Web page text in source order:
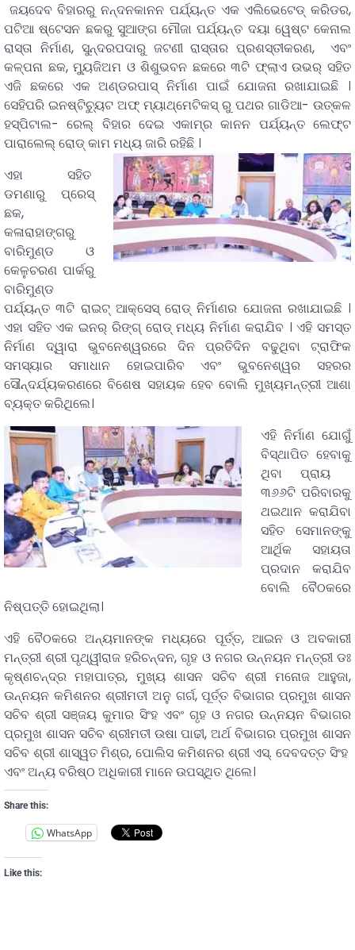
ଜୟଦେବ ବିହାରରୁ ନନ୍ଦନକାନନ ପର୍ଯ୍ୟନ୍ତ ଏକ ଏଲିଭେଟେଡ୍ କରିଡର,
ପଟିଆ ଷ୍ଟେସନ ଛକରୁ ସୁଆଙ୍ଗ ମୌଜା ପର୍ଯ୍ୟନ୍ତ ଦୟା ୱେଷ୍ଟ କେନାଲ
ରାସ୍ତା ନିର୍ମାଣ, ସୁନ୍ଦରପଦାରୁ ଜଟଣୀ ରାସ୍ତାର ପ୍ରଶସ୍ତୀକରଣ, ଏବଂ
କଳ୍ପନା ଛକ, ମ୍ୟୁଜିଅମ ଓ ଶିଶୁଭବନ ଛକରେ ୩ଟି ଫ୍ଲାଏ ଉଭର୍ ସହିତ
ଏଜି ଛକରେ ଏକ ଅଣ୍ଡରପାସ୍ ନିର୍ମାଣ ପାଇଁ ଯୋଜନା ରଖାଯାଇଛି ।
ସେହିପରି ଇନଷ୍ଟିଚ୍ୟୁଟ ଅଫ୍ ମ୍ୟାଥ୍‌ମେଟିକସ୍ ରୁ ପଥର ଗାଡିଆ- ଉତ୍କଳ
ହସ୍ପିଟାଲ- ରେଲ୍ ବିହାର ଦେଇ ଏକାମ୍ର କାନନ ପର୍ଯ୍ୟନ୍ତ ଲେଫ୍ଟ
ପାରାଲେଲ୍ ରୋଡ୍ କାମ ମଧ୍ୟ ଜାରି ରହିଛି ।
ଏହା ସହିତ
ଡମଣାରୁ ପ୍ରେସ୍
ଛକ,
କଳାରାହାଙ୍ଗରୁ
ବାରିମୁଣ୍ଡ ଓ
କେଳୁଚରଣ ପାର୍କରୁ
ବାରିମୁଣ୍ଡ
ପର୍ଯ୍ୟନ୍ତ ୩ଟି ରାଇଟ୍ ଆକ୍‌ସେସ୍ ରୋଡ୍ ନିର୍ମାଣର ଯୋଜନା ରଖାଯାଇଛି ।
ଏହା ସହିତ ଏକ ଇନର୍ ରିଙ୍ଗ୍ ରୋଡ୍ ମଧ୍ୟ ନିର୍ମାଣ କରାଯିବ । ଏହି ସମସ୍ତ
ନିର୍ମାଣ ଦ୍ୱାରା ଭୁବନେଶ୍ୱରରେ ଦିନ ପ୍ରତିଦିନ ବଢୁଥିବା ଟ୍ରାଫିକ
ସମସ୍ୟାର ସମାଧାନ ହୋଇପାରିବ ଏବଂ ଭୁବନେଶ୍ୱର ସହରର
ସୌନ୍ଦର୍ଯ୍ୟକରଣରେ ବିଶେଷ ସହାୟକ ହେବ ବୋଲି ମୁଖ୍ୟମନ୍ତ୍ରୀ ଆଶା
ବ୍ୟକ୍ତ କରିଥିଲେ।
ଏହି ନିର୍ମାଣ ଯୋଗୁଁ
ବିସ୍ଥାପିତ ହେବାକୁ
ଥିବା ପ୍ରାୟ
୩୬୬ଟି ପରିବାରକୁ
ଥଇଥାନ କରାଯିବା
ସହିତ ସେମାନଙ୍କୁ
ଆର୍ଥିକ ସହାୟତା
ପ୍ରଦାନ କରାଯିବ
ବୋଲି ବୈଠକରେ
ନିଷ୍ପତ୍ତି ହୋଇଥିଲା।
ଏହି ବୈଠକରେ ଅନ୍ୟମାନଙ୍କ ମଧ୍ୟରେ ପୂର୍ତ୍ତ, ଆଇନ ଓ ଅବକାରୀ
ମନ୍ତ୍ରୀ ଶ୍ରୀ ପୃଥ୍ୱୀରାଜ ହରିଚନ୍ଦନ, ଗୃହ ଓ ନଗର ଉନ୍ନୟନ ମନ୍ତ୍ରୀ ଡଃ
କୃଷ୍ଣଚନ୍ଦ୍ର ମହାପାତ୍ର, ମୁଖ୍ୟ ଶାସନ ସଚିବ ଶ୍ରୀ ମନୋଜ ଆହୁଜା,
ଉନ୍ନୟନ କମିଶନର ଶ୍ରୀମତୀ ଅନୁ ଗର୍ଗ, ପୂର୍ତ୍ତ ବିଭାଗର ପ୍ରମୁଖ ଶାସନ
ସଚିବ ଶ୍ରୀ ସଞ୍ଜୟ କୁମାର ସିଂହ ଏବଂ ଗୃହ ଓ ନଗର ଉନ୍ନୟନ ବିଭାଗର
ପ୍ରମୁଖ ଶାସନ ସଚିବ ଶ୍ରୀମତୀ ଉଷା ପାଢୀ, ଅର୍ଥ ବିଭାଗର ପ୍ରମୁଖ ଶାସନ
ସଚିବ ଶ୍ରୀ ଶାସ୍ୱତ ମିଶ୍ର, ପୋଲିସ କମିଶନର ଶ୍ରୀ ଏସ୍. ଦେବଦତ୍ତ ସିଂହ
ଏବଂ ଅନ୍ୟ ବରିଷ୍ଠ ଅଧିକାରୀ ମାନେ ଉପସ୍ଥିତ ଥିଲେ।
Share this:
WhatsApp
Like this: